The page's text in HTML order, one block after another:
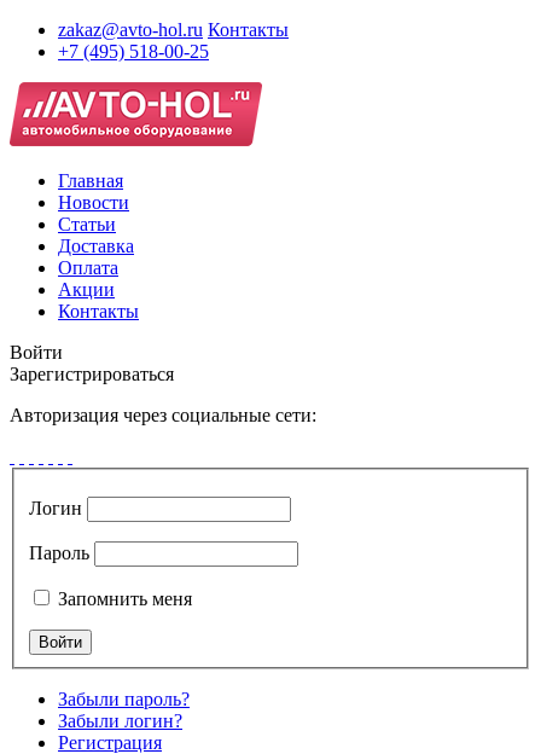
zakaz@avto-hol.ru Контакты
+7 (495) 518-00-25
Главная
Новости
Статьи
Доставка
Оплата
Акции
Контакты
Войти
Зарегистрироваться
Авторизация через социальные сети:
Логин
Пароль
Запомнить меня
Забыли пароль?
Забыли логин?
Регистрация